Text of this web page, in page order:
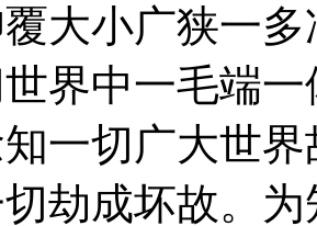
大小广狭一
界中一毛端
一切广大世
劫成坏故。